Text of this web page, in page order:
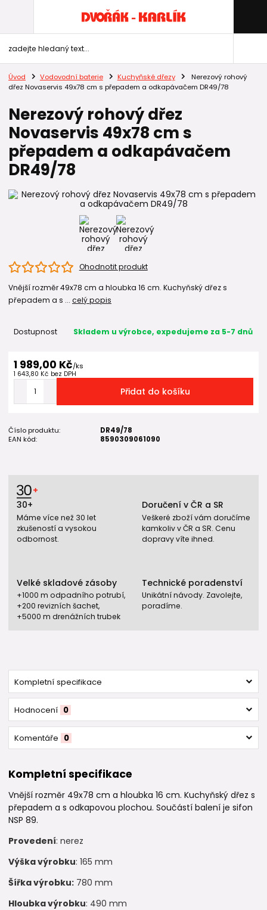
Úvod Vodovodní baterie Kuchyňské dřezy
Nerezový rohový
dřez Novaservis 49x78 cm s přepadem a odkapávačem DR49/78
Nerezový rohový dřez
Novaservis 49x78 cm s
přepadem a odkapávačem
DR49/78
Ohodnotit produkt
Vnější rozměr 49x78 cm a hloubka 16 cm. Kuchyňský dřez s
přepadem a s ... celý popis
Dostupnost Skladem u výrobce, expedujeme za 5-7 dnů
1 989,00 Kč/ks
1 643,80 Kč bez DPH
Přidat do košíku
Číslo produktu:
DR49/78
EAN kód:
8590309061090
30+
Máme více než 30 let
zkušeností a vysokou
odbornost.
Doručení v ČR a SR
Veškeré zboží vám doručíme
kamkoliv v ČR a SR. Cenu
dopravy víte ihned.
Velké skladové zásoby
+1000 m odpadního potrubí,
+200 revizních šachet,
+5000 m drenážních trubek
Technické poradenství
Unikátní návody. Zavolejte,
poradíme.
Kompletní specifikace
Hodnocení 0
Komentáře 0
Kompletní specifikace
Vnější rozměr 49x78 cm a hloubka 16 cm. Kuchyňský dřez s
přepadem a s odkapovou plochou. Součástí balení je sifon
NSP 89.
Provedení: nerez
Výška výrobku: 165 mm
Šířka výrobku: 780 mm
Hloubka výrobku: 490 mm